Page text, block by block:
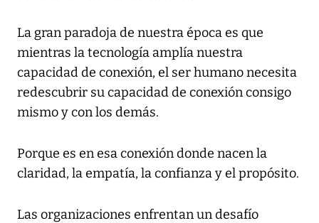
La gran paradoja de nuestra época es que
mientras la tecnología amplía nuestra
capacidad de conexión, el ser humano necesita
redescubrir su capacidad de conexión consigo
mismo y con los demás.
Porque es en esa conexión donde nacen la
claridad, la empatía, la confianza y el propósito.
Las organizaciones enfrentan un desafío